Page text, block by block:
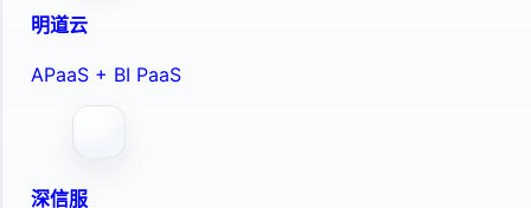
明道云
APaaS + BI PaaS
深信服